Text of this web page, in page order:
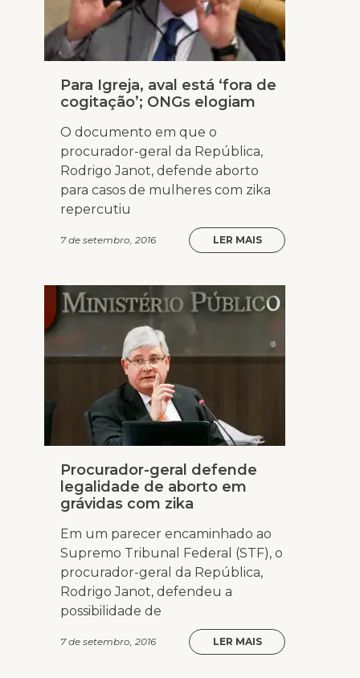
Para Igreja, aval está ‘fora de
cogitação’; ONGs elogiam
O documento em que o
procurador-geral da República,
Rodrigo Janot, defende aborto
para casos de mulheres com zika
repercutiu
7 de setembro, 2016 LER MAIS
Procurador-geral defende
legalidade de aborto em
grávidas com zika
Em um parecer encaminhado ao
Supremo Tribunal Federal (STF), o
procurador-geral da República,
Rodrigo Janot, defendeu a
possibilidade de
7 de setembro, 2016 LER MAIS